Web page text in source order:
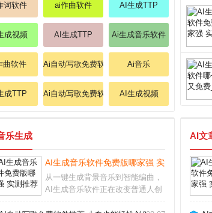
词软件 ai作曲软件 AI生成TTP
成视频 AI生成TTP Ai生成音乐软件
曲软件 Ai自动写歌免费软件 Ai音乐
成TTP Ai自动写歌免费软件 AI生成视频
乐生成
AI生成音乐软件免费版哪家强 实测推荐_
从一键生成背景音乐到智能编曲，
AI生成音乐软件正在改变普通人创
AI文